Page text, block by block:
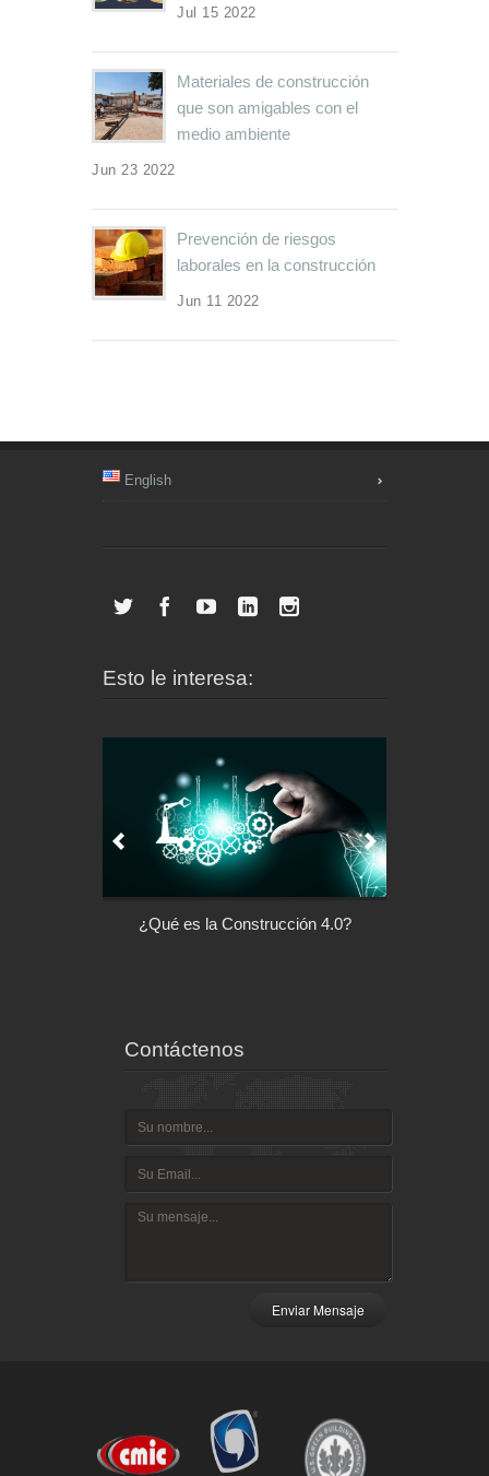
Jul 15 2022
Materiales de construcción
que son amigables con el
medio ambiente
Jun 23 2022
Prevención de riesgos
laborales en la construcción
Jun 11 2022
English
Esto le interesa:
¿Qué es la Construcción 4.0?
Contáctenos
Enviar Mensaje